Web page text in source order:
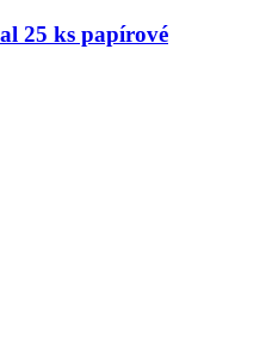
25 ks papírové